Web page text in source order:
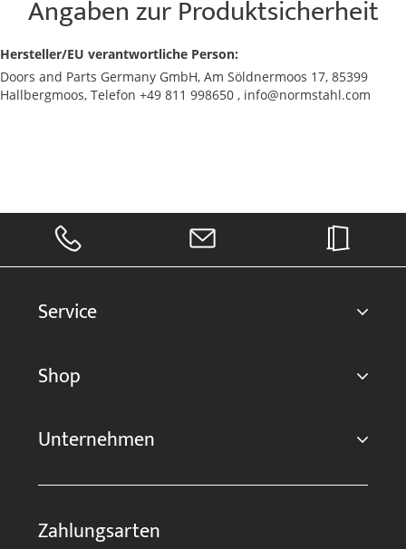
Angaben zur Produktsicherheit
Hersteller/EU verantwortliche Person:
Doors and Parts Germany GmbH, Am Söldnermoos 17, 85399
Hallbergmoos, Telefon +49 811 998650 , info@normstahl.com
Service
Shop
Unternehmen
Zahlungsarten